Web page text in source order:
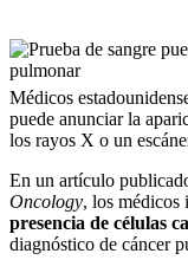
Médicos
puede anunciar la
los rayos X o un
En un artículo
Oncology, los médicos
presencia de células
diagnóstico de cáncer